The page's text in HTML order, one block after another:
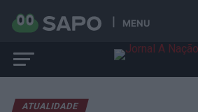
MENU
ATUALIDADE